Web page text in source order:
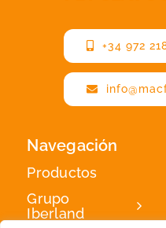
+34 972
Navegación
Productos
Grupo
Iberland